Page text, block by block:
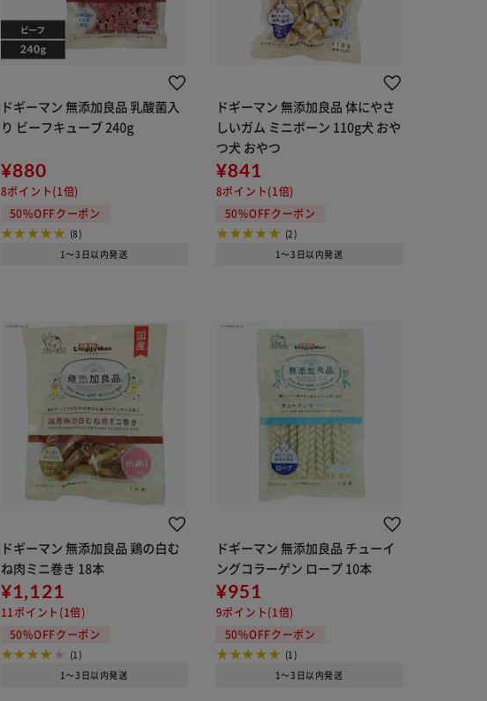
ドギーマン 無添加良品 乳酸菌入
り ビーフキューブ 240g
¥880
8ポイント(1倍)
50%OFFクーポン
(8)
1～3日以内発送
ドギーマン 無添加良品 体にやさ
しいガム ミニボーン 110g犬 おや
つ犬 おやつ
¥841
8ポイント(1倍)
50%OFFクーポン
(2)
1～3日以内発送
ドギーマン 無添加良品 鶏の白む
ね肉ミニ巻き 18本
¥1,121
11ポイント(1倍)
50%OFFクーポン
(1)
1～3日以内発送
ドギーマン 無添加良品 チューイ
ングコラーゲン ロープ 10本
¥951
9ポイント(1倍)
50%OFFクーポン
(1)
1～3日以内発送